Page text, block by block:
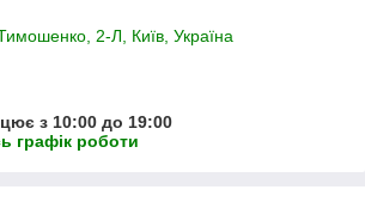
2-Л, Київ, Україна
з 10:00 до 19:00
графік роботи